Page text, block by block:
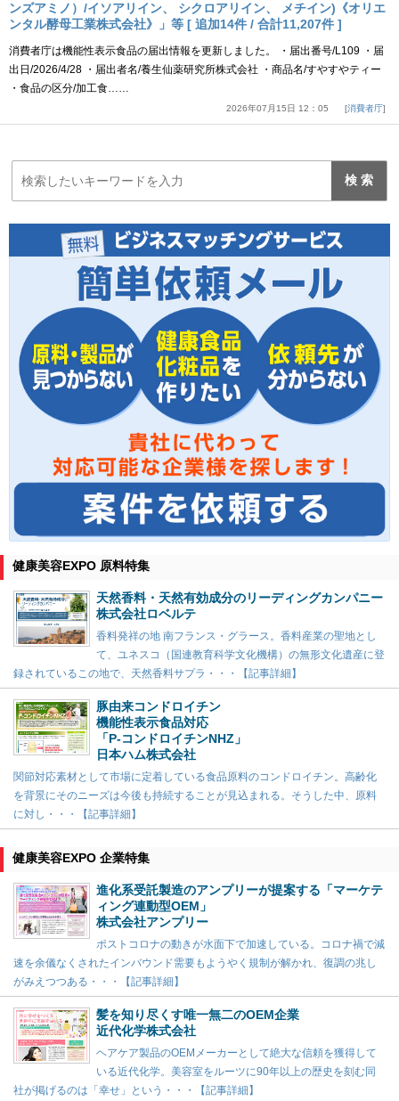
ンズアミノ）/イソアリイン、 シクロアリイン、 メチイン)《オリエ
ンタル酵母工業株式会社》」等 [ 追加14件 / 合計11,207件 ]
消費者庁は機能性表示食品の届出情報を更新しました。 ・届出番号/L109 ・届
出日/2026/4/28 ・届出者名/養生仙薬研究所株式会社 ・商品名/すやすやティー
・食品の区分/加工食……
2026年07月15日 12：05 消費者庁
健康美容EXPO 原料特集
天然香料・天然有効成分のリーディングカンパニー
株式会社ロベルテ
香料発祥の地 南フランス・グラース。香料産業の聖地とし
て、ユネスコ（国連教育科学文化機構）の無形文化遺産に登
録されているこの地で、天然香料サプラ・・・【記事詳細】
豚由来コンドロイチン
機能性表示食品対応
「P-コンドロイチンNHZ」
日本ハム株式会社
関節対応素材として市場に定着している食品原料のコンドロイチン。高齢化
を背景にそのニーズは今後も持続することが見込まれる。そうした中、原料
に対し・・・【記事詳細】
健康美容EXPO 企業特集
進化系受託製造のアンプリーが提案する「マーケテ
ィング連動型OEM」
株式会社アンプリー
ポストコロナの動きが水面下で加速している。コロナ禍で減
速を余儀なくされたインバウンド需要もようやく規制が解かれ、復調の兆し
がみえつつある・・・【記事詳細】
髪を知り尽くす唯一無二のOEM企業
近代化学株式会社
ヘアケア製品のOEMメーカーとして絶大な信頼を獲得して
いる近代化学。美容室をルーツに90年以上の歴史を刻む同
社が掲げるのは「幸せ」という・・・【記事詳細】